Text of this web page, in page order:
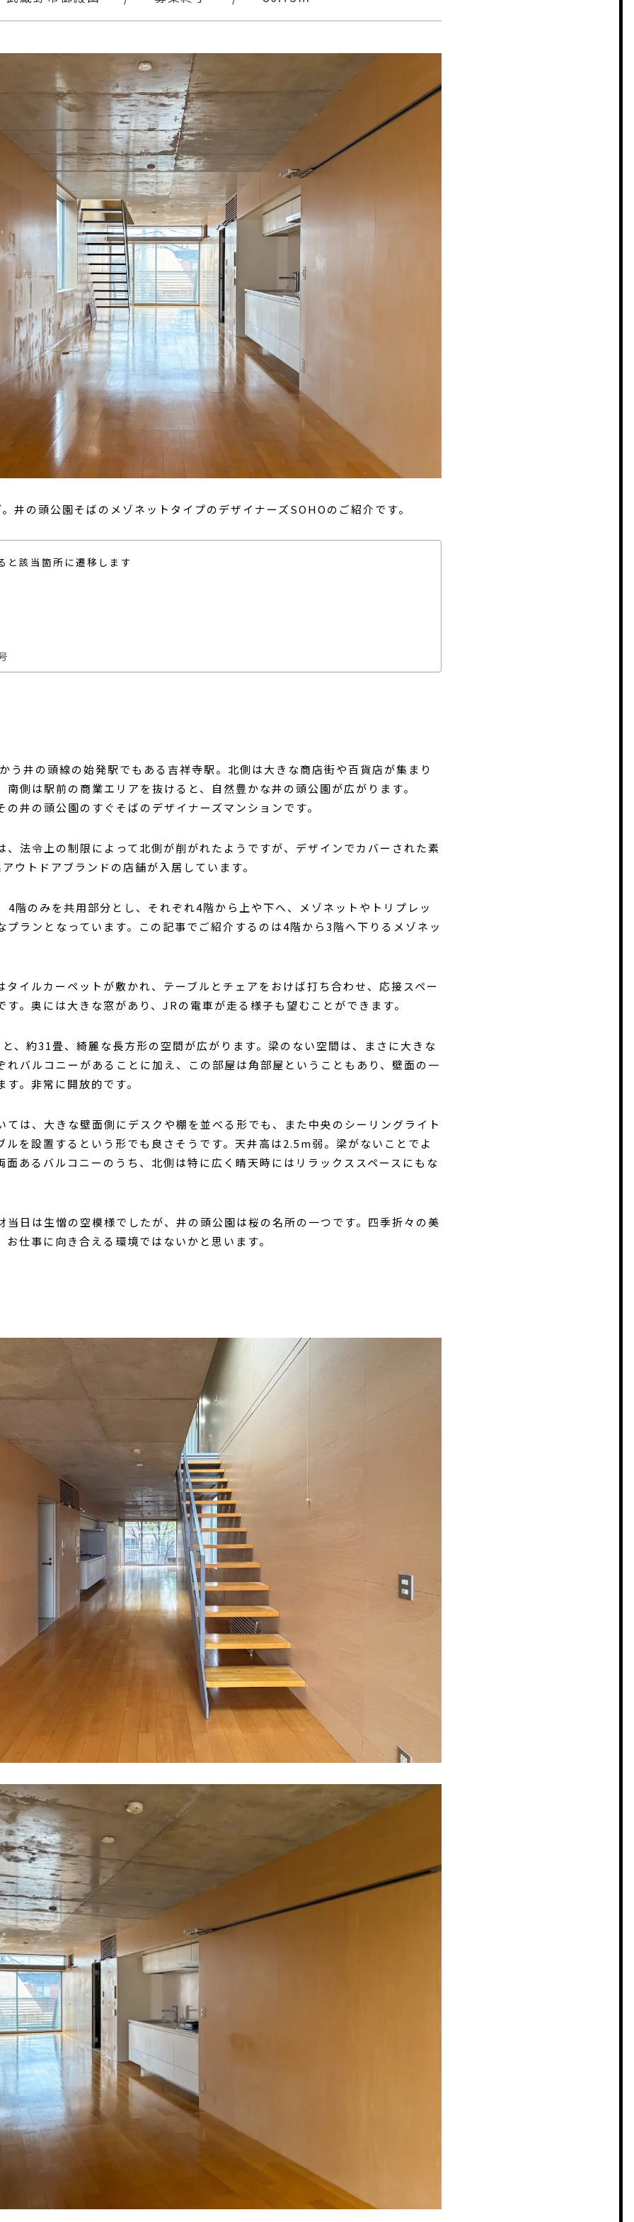
井の頭公園そばのメゾネットタイプのデザイナーズSOHOのご紹介です。
う井の頭線の始発駅でもある吉祥寺駅。北側は大きな商店街や百貨店が集まり
南側は駅前の商業エリアを抜けると、自然豊かな井の頭公園が広がります。
井の頭公園のすぐそばのデザイナーズマンションです。
、法令上の制限によって北側が削がれたようですが、デザインでカバーされた素
ウトドアブランドの店舗が入居しています。
4階のみを共用部分とし、それぞれ4階から上や下へ、メゾネットやトリプレッ
プランとなっています。この記事でご紹介するのは4階から3階へ下りるメゾネッ
タイルカーペットが敷かれ、テーブルとチェアをおけば打ち合わせ、応接スペー
す。奥には大きな窓があり、JRの電車が走る様子も望むことができます。
、約31畳、綺麗な長方形の空間が広がります。梁のない空間は、まさに大きな
れバルコニーがあることに加え、この部屋は角部屋ということもあり、壁面の一
。非常に開放的です。
ては、大きな壁面側にデスクや棚を並べる形でも、また中央のシーリングライト
ルを設置するという形でも良さそうです。天井高は2.5m弱。梁がないことでよ
面あるバルコニーのうち、北側は特に広く晴天時にはリラックススペースにもな
当日は生憎の空模様でしたが、井の頭公園は桜の名所の一つです。四季折々の美
仕事に向き合える環境ではないかと思います。